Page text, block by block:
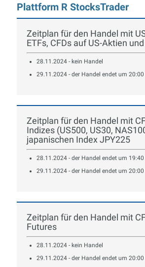
Plattform R StocksTrader
Zeitplan für den Handel mit
ETFs, CFDs auf US-Aktien
28.11.2024 - kein Handel
29.11.2024 - der Handel endet um 20:00
Zeitplan für den Handel mit
Indizes (US500, US30,
japanischen Index JPY225
28.11.2024 - der Handel endet um 19:40
29.11.2024 - der Handel endet um 20:00
Zeitplan für den Handel mit
Futures
28.11.2024 - kein Handel
29.11.2024 - der Handel endet um 20:00